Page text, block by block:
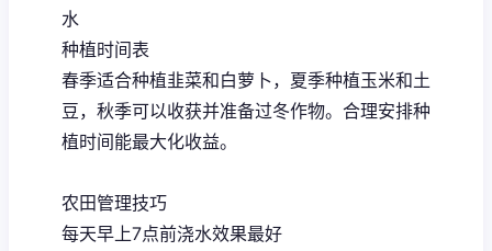
水
种植时间表
春季适合种植韭菜和白萝卜，夏季种植玉米和土
豆，秋季可以收获并准备过冬作物。合理安排种
植时间能最大化收益。
农田管理技巧
每天早上7点前浇水效果最好